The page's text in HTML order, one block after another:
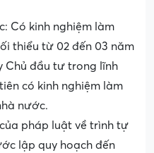
Có kinh nghiệm làm
thiểu từ 02 đến 03 năm
Chủ đầu tư trong lĩnh
có kinh nghiệm làm
nước.
pháp luật về trình tự
lập quy hoạch đến